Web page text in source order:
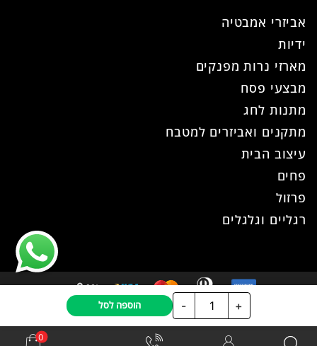
אביזרי אמבטיה
ידיות
מארזי נרות מפנקים
מבצעי פסח
מתנות לחג
מתקנים ואביזרים למטבח
עיצוב הבית
פחים
פרזול
רגליים וגלגלים
כל הזכויות שמורות ל- עוז פרזול © 2026
אתר זה נבנה ועוצב ע"יWPhome
+
כמות
של
- הוספה לסל